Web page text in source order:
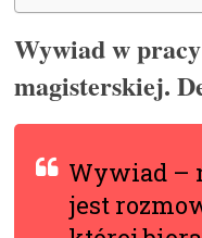
Wywiad w
magisterskiej.
Wywiad –
jest